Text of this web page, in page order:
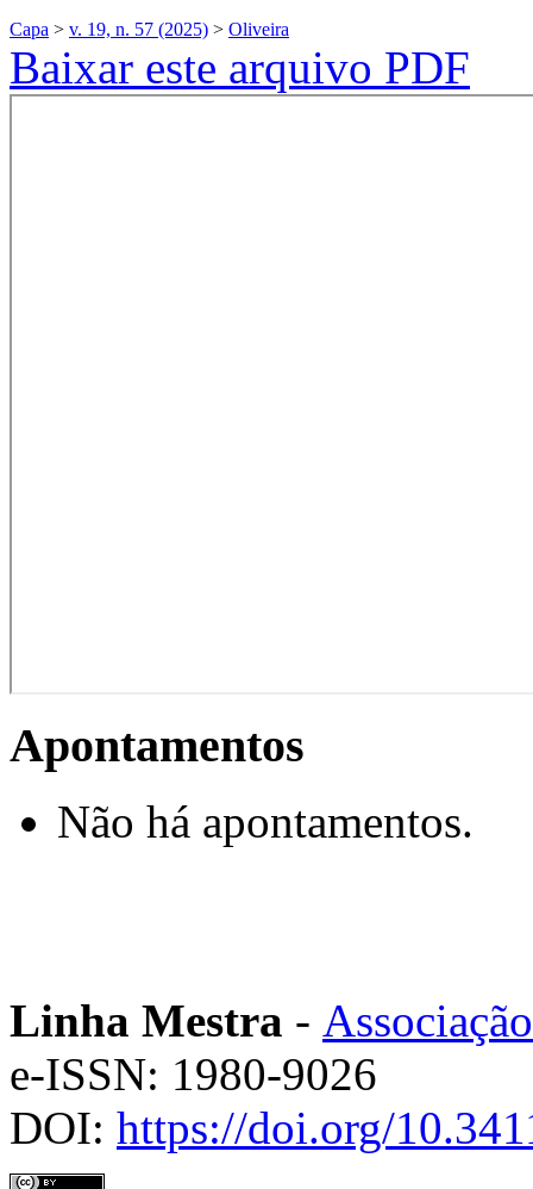
Capa > v. 19, n. 57 (2025) > Oliveira
Baixar este arquivo PDF
Apontamentos
Não há apontamentos.
Linha Mestra -
e-ISSN: 1980-9026
DOI: https://doi.org/